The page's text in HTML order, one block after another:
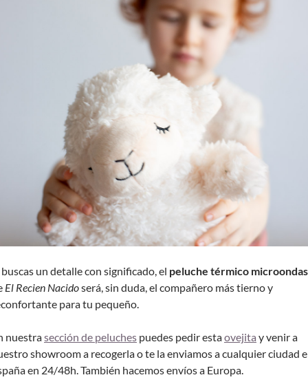
buscas un detalle con significado, el peluche térmico microondas
El Recien Nacidoserá, sin duda, el compañero más tierno y
para tu pequeño.
nuestrasección de peluches puedes pedir estaovejita y venir a
showroom a recogerla o te la enviamos a cualquier ciudad
en 24/48h. También hacemos envíos a Europa.